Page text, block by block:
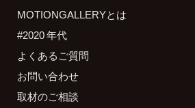
MOTIONGALLERYとは
#2020 年代
よくあるご質問
お問い合わせ
取材のご相談